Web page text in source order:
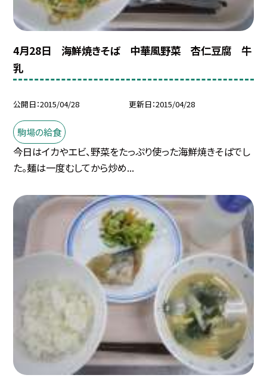
4月28日 海鮮焼きそば 中華風野菜 杏仁豆腐 牛
乳
公開日 2015/04/28 更新日 2015/04/28
駒場の給食
今日はイカやエビ、野菜をたっぷり使った海鮮焼きそばでし
た。麺は一度むしてから炒め...